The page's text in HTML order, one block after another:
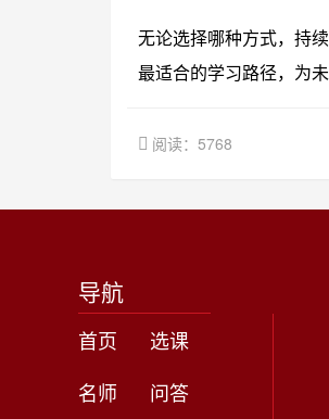
无论选择哪种方式，持
最适合的学习路径，为
阅读：5768
导航
首页
选课
名师
问答